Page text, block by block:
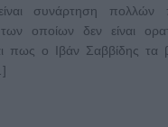
είναι συνάρτηση πολλών
των οποίων δεν είναι
πως ο Ιβάν Σαββίδης τα